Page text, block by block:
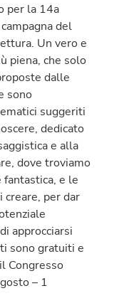
per la 14a
del
Un vero e
piena, che solo
dalle
sono
suggeriti
dedicato
e alla
dove troviamo
e le
creare, per dar
approcciarsi
sono gratuiti e
Congresso
– 1